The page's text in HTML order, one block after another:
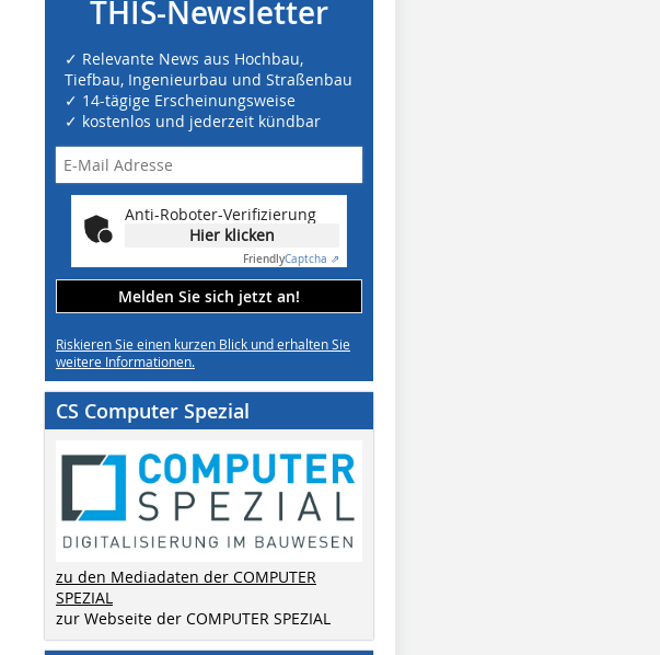
THIS-Newsletter
✓ Relevante News aus Hochbau,
Tiefbau, Ingenieurbau und Straßenbau
✓ 14-tägige Erscheinungsweise
✓ kostenlos und jederzeit kündbar
Anti-Roboter-Verifizierung
Hier klicken
FriendlyCaptcha ⇗
Melden Sie sich jetzt an!
Riskieren Sie einen kurzen Blick und erhalten Sie
weitere Informationen.
CS Computer Spezial
zu den Mediadaten der COMPUTER
SPEZIAL
zur Webseite der COMPUTER SPEZIAL